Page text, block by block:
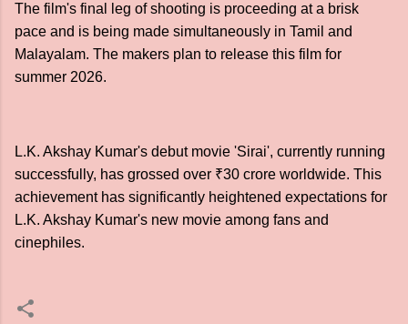
The film's final leg of shooting is proceeding at a brisk
pace and is being made simultaneously in Tamil and
Malayalam. The makers plan to release this film for
summer 2026.
L.K. Akshay Kumar's debut movie 'Sirai', currently running
successfully, has grossed over ₹30 crore worldwide. This
achievement has significantly heightened expectations for
L.K. Akshay Kumar's new movie among fans and
cinephiles.